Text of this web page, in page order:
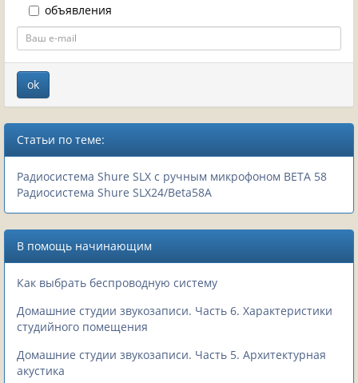
объявления
Статьи по теме:
Радиосистема Shure SLX с ручным микрофоном BETA 58
Радиосистема Shure SLX24/Beta58A
В помощь начинающим
Как выбрать беспроводную систему
Домашние студии звукозаписи. Часть 6. Характеристики
студийного помещения
Домашние студии звукозаписи. Часть 5. Архитектурная
акустика